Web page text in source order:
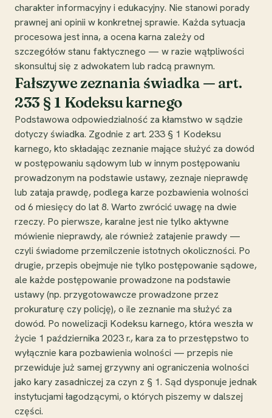
charakter informacyjny i edukacyjny. Nie stanowi porady
prawnej ani opinii w konkretnej sprawie. Każda sytuacja
procesowa jest inna, a ocena karna zależy od
szczegółów stanu faktycznego — w razie wątpliwości
skonsultuj się z adwokatem lub radcą prawnym.
Fałszywe zeznania świadka — art.
233 § 1 Kodeksu karnego
Podstawowa odpowiedzialność za kłamstwo w sądzie
dotyczy świadka. Zgodnie z art. 233 § 1 Kodeksu
karnego, kto składając zeznanie mające służyć za dowód
w postępowaniu sądowym lub w innym postępowaniu
prowadzonym na podstawie ustawy, zeznaje nieprawdę
lub zataja prawdę, podlega karze pozbawienia wolności
od 6 miesięcy do lat 8. Warto zwrócić uwagę na dwie
rzeczy. Po pierwsze, karalne jest nie tylko aktywne
mówienie nieprawdy, ale również zatajenie prawdy —
czyli świadome przemilczenie istotnych okoliczności. Po
drugie, przepis obejmuje nie tylko postępowanie sądowe,
ale każde postępowanie prowadzone na podstawie
ustawy (np. przygotowawcze prowadzone przez
prokuraturę czy policję), o ile zeznanie ma służyć za
dowód. Po nowelizacji Kodeksu karnego, która weszła w
życie 1 października 2023 r., kara za to przestępstwo to
wyłącznie kara pozbawienia wolności — przepis nie
przewiduje już samej grzywny ani ograniczenia wolności
jako kary zasadniczej za czyn z § 1. Sąd dysponuje jednak
instytucjami łagodzącymi, o których piszemy w dalszej
części.